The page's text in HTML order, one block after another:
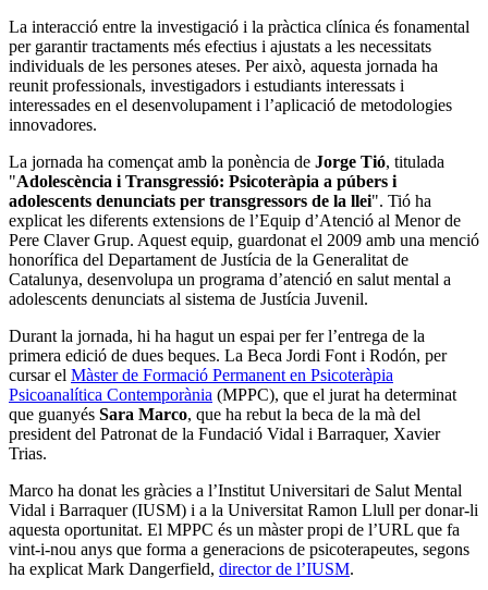
La interacció entre la investigació i la pràctica clínica és fonamental
per garantir tractaments més efectius i ajustats a les necessitats
individuals de les persones ateses. Per això, aquesta jornada ha
reunit professionals, investigadors i estudiants interessats i
interessades en el desenvolupament i l’aplicació de metodologies
innovadores.
La jornada ha començat amb la ponència de Jorge Tió, titulada
"Adolescència i Transgressió: Psicoteràpia a púbers i
adolescents denunciats per transgressors de la llei". Tió ha
explicat les diferents extensions de l’Equip d’Atenció al Menor de
Pere Claver Grup. Aquest equip, guardonat el 2009 amb una menció
honorífica del Departament de Justícia de la Generalitat de
Catalunya, desenvolupa un programa d’atenció en salut mental a
adolescents denunciats al sistema de Justícia Juvenil.
Durant la jornada, hi ha hagut un espai per fer l’entrega de la
primera edició de dues beques. La Beca Jordi Font i Rodón, per
cursar el Màster de Formació Permanent en Psicoteràpia
Psicoanalítica Contemporània (MPPC), que el jurat ha determinat
que guanyés Sara Marco, que ha rebut la beca de la mà del
president del Patronat de la Fundació Vidal i Barraquer, Xavier
Trias.
Marco ha donat les gràcies a l’Institut Universitari de Salut Mental
Vidal i Barraquer (IUSM) i a la Universitat Ramon Llull per donar-li
aquesta oportunitat. El MPPC és un màster propi de l’URL que fa
vint-i-nou anys que forma a generacions de psicoterapeutes, segons
ha explicat Mark Dangerfield, director de l’IUSM.